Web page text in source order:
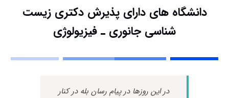
دانشگاه های دارای پذیرش دکتری زیست
شناسی ﺟﺎﻧﻮری ـ ﻓﻴﺰﻳﻮﻟﻮژی
در این روزها در پیام رسان بله در کنار